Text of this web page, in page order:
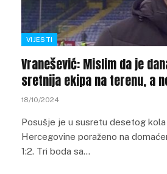
VIJESTI
Vranešević: Mislim da je
sretnija ekipa na terenu, a
18/10/2024
Posušje je u susretu desetog kola
Hercegovine poraženo na
1:2. Tri boda sa…